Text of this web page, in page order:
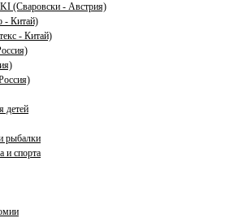
(Сваровски - Австрия)
- Китай)
- Китай)
детей
рыбалки
и спорта